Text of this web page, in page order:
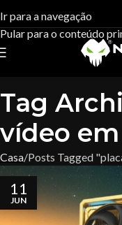
Ir para a navegação
Pular para o conteúdo
Tag
vídeo
Casa Posts Tagged
11
JUN